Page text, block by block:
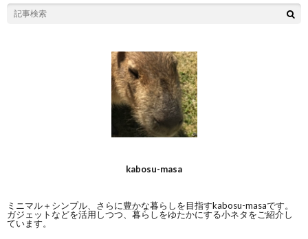
kabosu-masa
ミニマル＋シンプル、さらに豊かな暮らしを目指すkabosu-masaです。
ガジェットなどを活用しつつ、暮らしをゆたかにする小ネタをご紹介し
ています。